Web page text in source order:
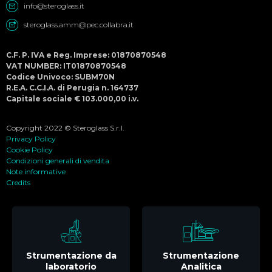
info@steroglass.it
steroglass.amm@pec.collabra.it
C.F. P. IVA e Reg. Imprese: 01870870548
VAT NUMBER: IT01870870548
Codice Univoco: SUBM70N
R.E.A. C.C.I.A. di Perugia n. 164737
Capitale sociale € 103.000,00 i.v.
Copyright 2022 © Steroglass S.r.l.
Privacy Policy
Cookie Policy
Condizioni generali di vendita
Note informative
Credits
Strumentazione da
laboratorio
Strumentazione
Analitica